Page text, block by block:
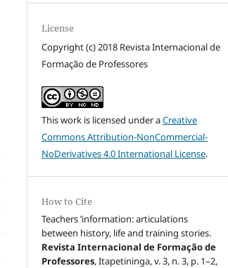
License
Copyright (c) 2018 Revista Internacional de
Formação de Professores
This work is licensed under aCreative
Commons Attribution-NonCommercial-
NoDerivatives 4.0 International License.
How to Cite
Teachers ’information: articulations
between history, life and training stories.
Revista Internacional de Formação de
Professores, Itapetininga, v. 3, n. 3, p. 1–2,